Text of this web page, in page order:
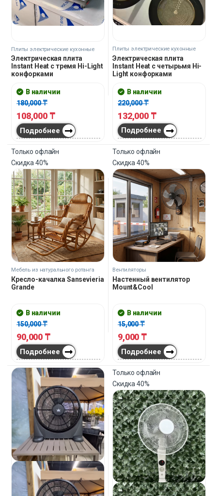
Плиты электрические кухонные
Электрическая плита
Instant Heat с тремя Hi-Light
конфорками
В наличии
180,000₸
108,000 ₸
Подробнее
Плиты электрические кухонные
Электрическая плита
Instant Heat с четырьмя Hi-
Light конфорками
В наличии
220,000₸
132,000 ₸
Подробнее
Только офлайн
Скидка40%
Мебель из натурального ротанга
Кресло-качалка Sansevieria
Grande
В наличии
150,000₸
90,000 ₸
Подробнее
Только офлайн
Скидка40%
Вентиляторы
Настенный вентилятор
Mount&Cool
В наличии
15,000₸
9,000 ₸
Подробнее
Только офлайн
Скидка40%